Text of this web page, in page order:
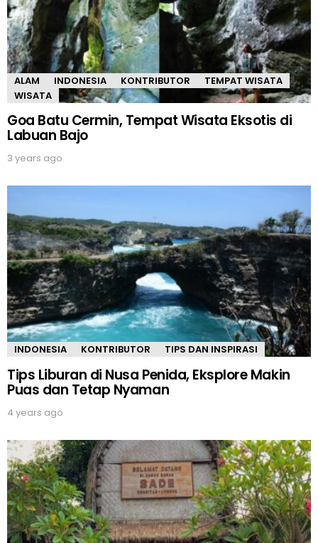
ALAM INDONESIA KONTRIBUTOR
TEMPAT WISATA
WISATA
Goa Batu Cermin, Tempat Wisata Eksotis di
Labuan Bajo
3 years ago
INDONESIA KONTRIBUTOR TIPS DAN INSPIRASI
Tips Liburan di Nusa Penida, Eksplore Makin
Puas dan Tetap Nyaman
4 years ago